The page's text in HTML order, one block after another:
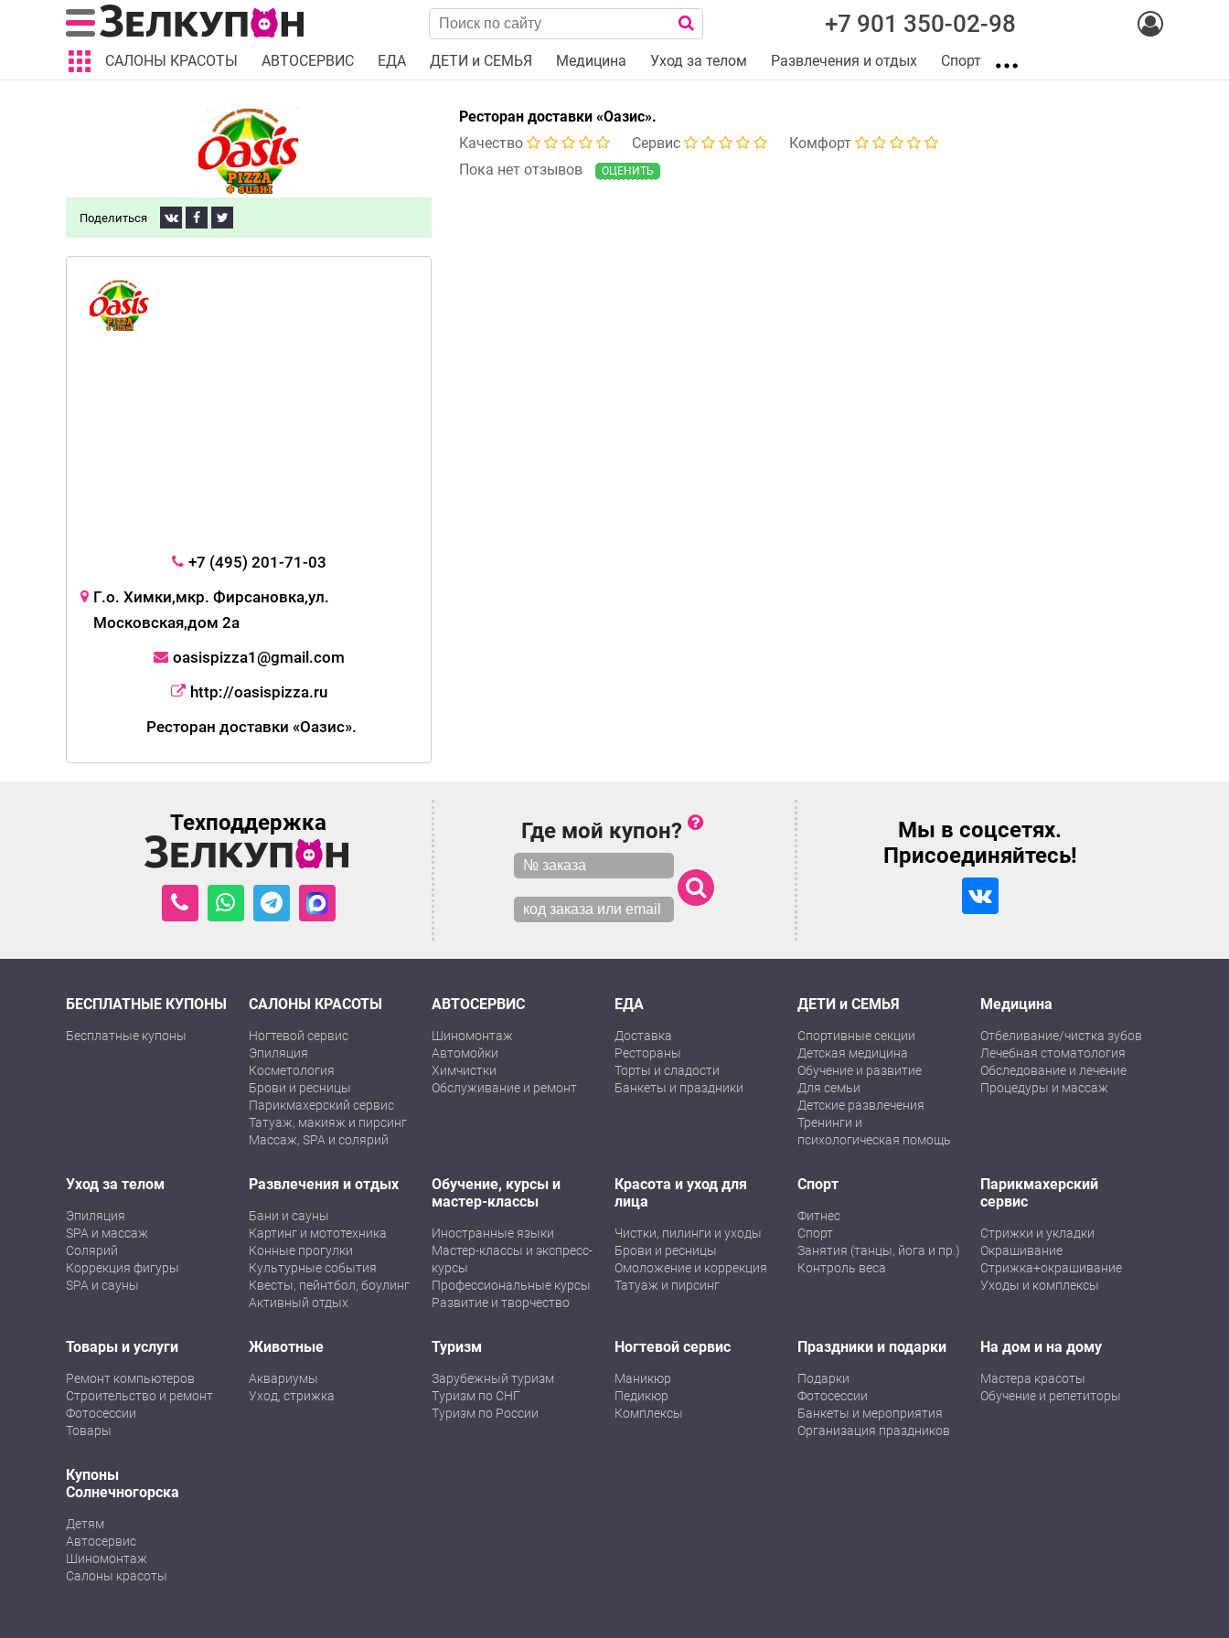
+7 901 350-02-98
САЛОНЫ КРАСОТЫ АВТОСЕРВИС ЕДА ДЕТИ и СЕМЬЯ Медицина Уход за телом Развлечения и отдых Спорт
Ресторан доставки «Оазис».
Качество
Сервис
Комфорт
Пока нет отзывов
ОЦЕНИТЬ
Поделиться
+7 (495) 201-71-03
Г.о. Химки,мкр. Фирсановка,ул.
Московская,дом 2а
oasispizza1@gmail.com
http://oasispizza.ru
Ресторан доставки «Оазис».
Техподдержка Где мой купон?
Мы в соцсетях.
Присоединяйтесь!
БЕСПЛАТНЫЕ КУПОНЫ
Бесплатные купоны
САЛОНЫ КРАСОТЫ
Ногтевой сервис
Эпиляция
Косметология
Брови и ресницы
Парикмахерский сервис
Татуаж, макияж и пирсинг
Массаж, SPA и солярий
АВТОСЕРВИС
Шиномонтаж
Автомойки
Химчистки
Обслуживание и ремонт
ЕДА
Доставка
Рестораны
Торты и сладости
Банкеты и праздники
ДЕТИ и СЕМЬЯ
Спортивные секции
Детская медицина
Обучение и развитие
Для семьи
Детские развлечения
Тренинги и
психологическая помощь
Медицина
Отбеливание/чистка зубов
Лечебная стоматология
Обследование и лечение
Процедуры и массаж
Уход за телом
Эпиляция
SPA и массаж
Солярий
Коррекция фигуры
SPA и сауны
Развлечения и отдых
Бани и сауны
Картинг и мототехника
Конные прогулки
Культурные события
Квесты, пейнтбол, боулинг
Активный отдых
Обучение, курсы и
мастер-классы
Иностранные языки
Мастер-классы и экспресс-
курсы
Профессиональные курсы
Развитие и творчество
Красота и уход для
лица
Чистки, пилинги и уходы
Брови и ресницы
Омоложение и коррекция
Татуаж и пирсинг
Спорт
Фитнес
Спорт
Занятия (танцы, йога и пр.)
Контроль веса
Парикмахерский
сервис
Стрижки и укладки
Окрашивание
Стрижка+окрашивание
Уходы и комплексы
Товары и услуги
Ремонт компьютеров
Строительство и ремонт
Фотосессии
Товары
Животные
Аквариумы
Уход, стрижка
Туризм
Зарубежный туризм
Туризм по СНГ
Туризм по России
Ногтевой сервис
Маникюр
Педикюр
Комплексы
Праздники и подарки
Подарки
Фотосессии
Банкеты и мероприятия
Организация праздников
На дом и на дому
Мастера красоты
Обучение и репетиторы
Купоны
Солнечногорска
Детям
Автосервис
Шиномонтаж
Салоны красоты